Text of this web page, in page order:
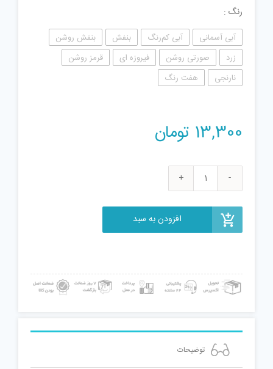
رنگ
آبی آسمانی آبی کم‌رنگ بنفش
بنفش روشن
زرد
صورتی روشن فیروزه ای
قرمز روشن
نارنجی
هفت رنگ
13,300 تومان
تلمبه
مخصوصافزودن به سبد
توضیحات